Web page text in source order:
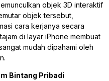
objek 3D interaktif
objek tersebut,
cara kerjanya secara
di layar iPhone membuat
mudah dipahami oleh
Bintang Pribadi